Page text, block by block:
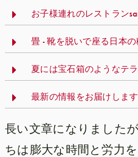
お子様連れのレストラン
畳 - 靴を脱いで座る日本
夏には宝石箱のようなテ
最新の情報をお届けします
長い文章になりました
ちは膨大な時間と労力